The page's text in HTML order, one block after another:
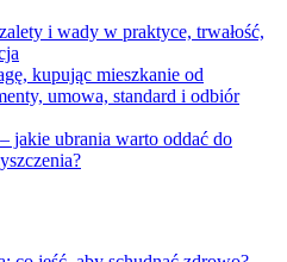
i wady w praktyce, trwałość,
kupując mieszkanie od
umowa, standard i odbiór
jakie ubrania warto oddać do